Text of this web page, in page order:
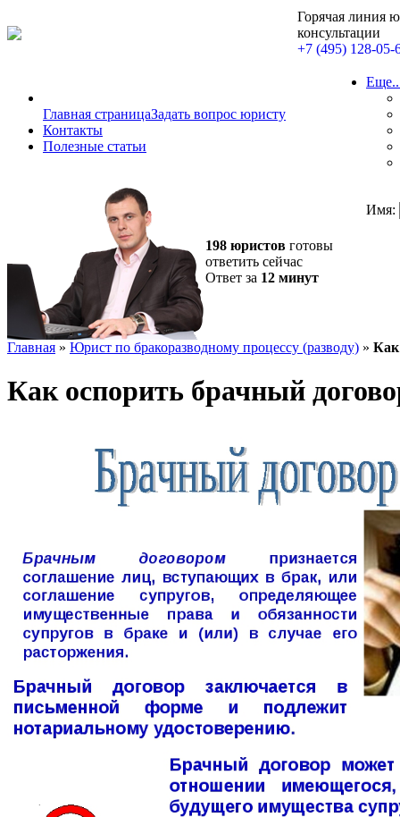
Горячая линия
консультации
+7 (495) 128-05-
Главная страницаЗадать вопрос юристу
Контакты
Полезные статьи
198 юристов готовы
ответить сейчас
Ответ за 12 минут
Имя:
Главная » Юрист по бракоразводному процессу (разводу) » Как
Как оспорить брачный